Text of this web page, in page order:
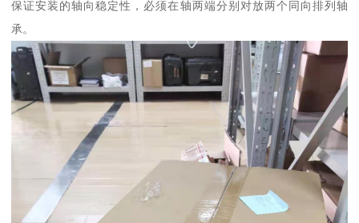
保证安装的轴向稳定性，必须在轴两端分别对放两个同向排列轴
承。